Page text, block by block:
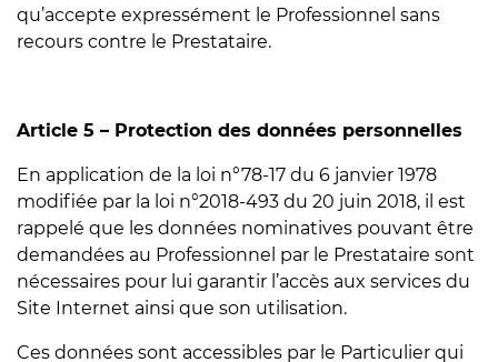
qu’accepte expressément le Professionnel sans
recours contre le Prestataire.
Article 5 – Protection des données personnelles
En application de la loi n°78-17 du 6 janvier 1978
modifiée par la loi n°2018-493 du 20 juin 2018, il est
rappelé que les données nominatives pouvant être
demandées au Professionnel par le Prestataire sont
nécessaires pour lui garantir l’accès aux services du
Site Internet ainsi que son utilisation.
Ces données sont accessibles par le Particulier qui